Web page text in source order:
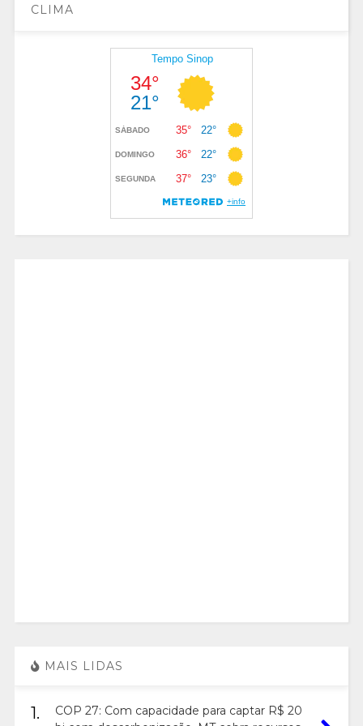
CLIMA
MAIS LIDAS
1.
COP 27: Com capacidade para captar R$ 20